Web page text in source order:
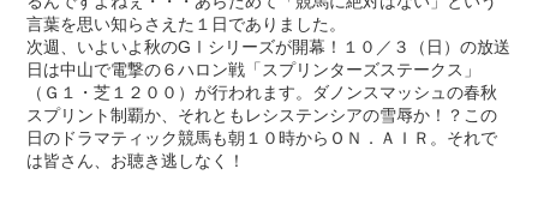
言葉を思い知らさえた１日でありました。
次週、いよいよ秋のGⅠシリーズが開幕！１０／３（日）の放送
日は中山で電撃の６ハロン戦「スプリンターズステークス」
（Ｇ１・芝１２００）が行われます。ダノンスマッシュの春秋
スプリント制覇か、それともレシステンシアの雪辱か！？この
日のドラマティック競馬も朝１０時からＯＮ．ＡＩＲ。それで
は皆さん、お聴き逃しなく！